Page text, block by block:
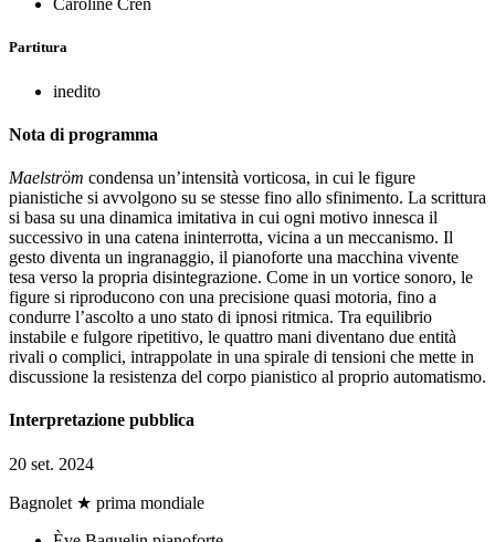
Caroline Cren
Partitura
inedito
Nota di programma
Maelström condensa un’intensità vorticosa, in cui le figure
pianistiche si avvolgono su se stesse fino allo sfinimento. La scrittura
si basa su una dinamica imitativa in cui ogni motivo innesca il
successivo in una catena ininterrotta, vicina a un meccanismo. Il
gesto diventa un ingranaggio, il pianoforte una macchina vivente
tesa verso la propria disintegrazione. Come in un vortice sonoro, le
figure si riproducono con una precisione quasi motoria, fino a
condurre l’ascolto a uno stato di ipnosi ritmica. Tra equilibrio
instabile e fulgore ripetitivo, le quattro mani diventano due entità
rivali o complici, intrappolate in una spirale di tensioni che mette in
discussione la resistenza del corpo pianistico al proprio automatismo.
Interpretazione pubblica
20 set. 2024
Bagnolet ★ prima mondiale